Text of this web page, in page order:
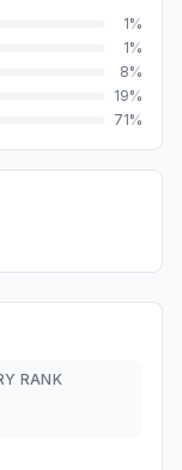
1%
1%
8%
19%
71%
RANK